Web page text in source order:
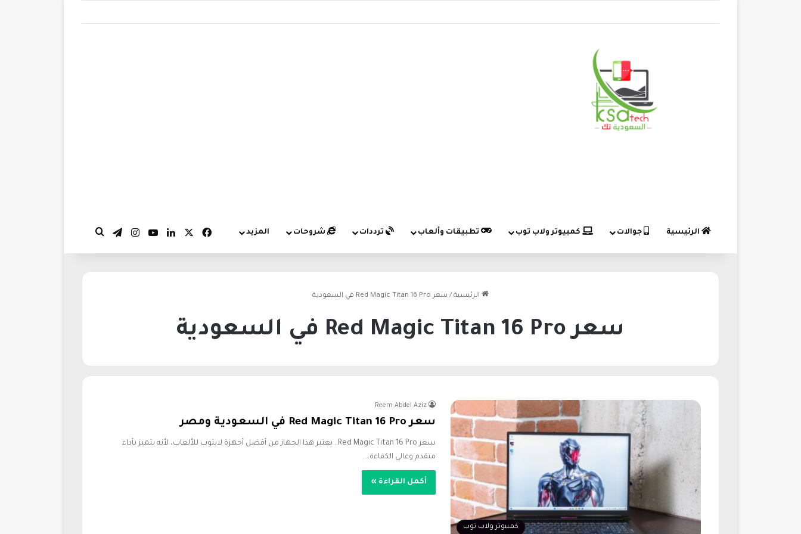
الرئيسية جوالات كمبيوتر ولاب توب تطبيقات وألعاب ترددات شروحات المزيد فيسبوك لينكدإن‫YouTubeانستقرام
تيلقرام
الرئيسية / سعر Red Magic Titan 16 Pro في السعودية
سعر Red Magic Titan 16 Pro في السعودية
كمبيوتر ولاب توب
Reem Abdel Aziz
سعر Red Magic Titan 16 Pro في السعودية ومصر
سعر Red Magic Titan 16 Pro.. يعتبر هذا الجهاز من أفضل أجهزة لابتوب للألعاب، لأنه يتميز بأداء
متقدم وعالي الكفاءة،…
أكمل القراءة »